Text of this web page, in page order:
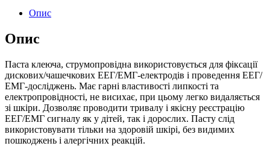
Опис
Опис
Паста клеюча, струмопровідна використовується для фіксації
дискових/чашечкових ЕЕГ/ЕМГ-електродів і проведення ЕЕГ/
ЕМГ-досліджень. Має гарні властивості липкості та
електропровідності, не висихає, при цьому легко видаляється
зі шкіри. Дозволяє проводити тривалу і якісну реєстрацію
ЕЕГ/ЕМГ сигналу як у дітей, так і дорослих. Пасту слід
використовувати тільки на здоровій шкірі, без видимих
пошкоджень і алергічних реакцій.